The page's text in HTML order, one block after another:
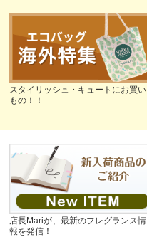
スタイリッシュ・キュートにお買い
もの！！
店長Mariが、最新のフレグランス情
報を発信！